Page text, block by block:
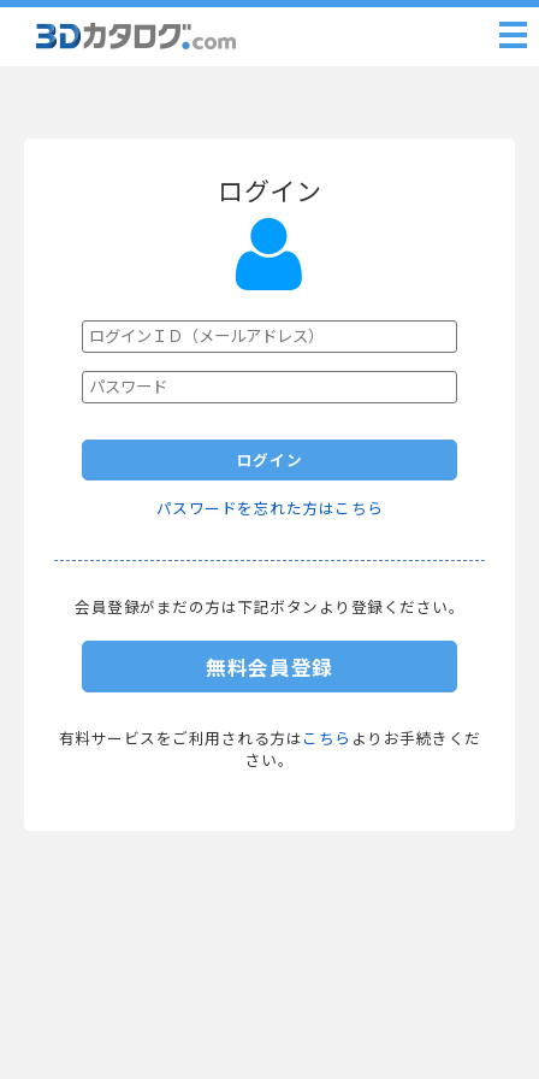
ログイン
ログイン
パスワードを忘れた方はこちら
会員登録がまだの方は下記ボタンより登録ください。
無料会員登録
有料サービスをご利用される方は こちら よりお手続きくだ
さい。